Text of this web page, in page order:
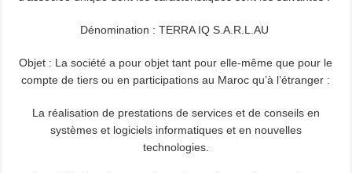
Dénomination : TERRA IQ S.A.R.L.AU
Objet : La société a pour objet tant pour elle-même que pour le
compte de tiers ou en participations au Maroc qu’à l’étranger :
La réalisation de prestations de services et de conseils en
systèmes et logiciels informatiques et en nouvelles
technologies.